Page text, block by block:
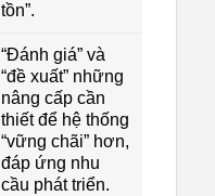
tồn”.
“Đánh giá” và
“đề xuất” những
nâng cấp cần
thiết để hệ thống
“vững chãi” hơn,
đáp ứng nhu
cầu phát triển.